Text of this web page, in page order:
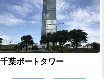
千葉ポートタワー